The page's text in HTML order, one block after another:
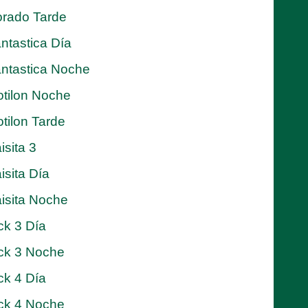
Tarde
Día
Noche
Noche
Tarde
3
Día
Noche
3 Día
3 Noche
4 Día
4 Noche